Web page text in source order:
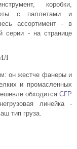
коробки,
с паллетами и
ассортимент - в
серии - на странице
он жестче фанеры и
и промасленных
обходится СГР
линейка -
тип груза.